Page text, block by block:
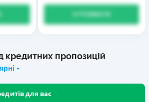
ОТРИМАТИ
кредитних пропозицій
для вас